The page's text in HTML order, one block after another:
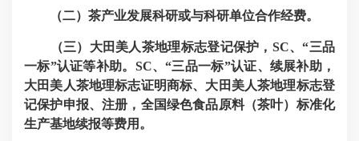
（二）茶产业发展科研或与科研单位合作经费。
（三）大田美人茶地理标志登记保护，SC、“三品
一标”认证等补助。SC、“三品一标”认证、续展补助，
大田美人茶地理标志证明商标、大田美人茶地理标志登
记保护申报、注册，全国绿色食品原料（茶叶）标准化
生产基地续报等费用。